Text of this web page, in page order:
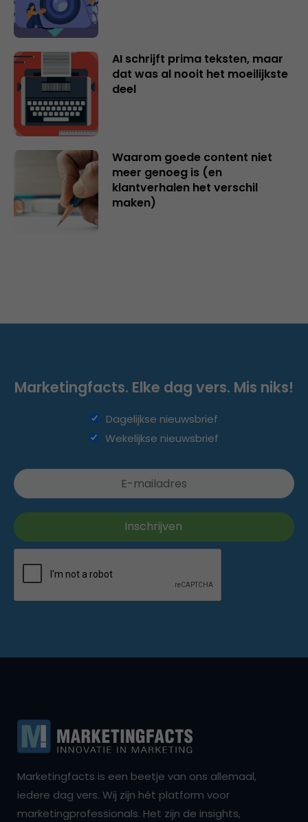
AI schrijft prima teksten, maar
dat was al nooit het moeilijkste
deel
Waarom goede content niet
meer genoeg is (en
klantverhalen het verschil
maken)
Marketingfacts. Elke dag vers. Mis niks!
Dagelijkse nieuwsbrief
Wekelijkse nieuwsbrief
Marketingfacts is een beetje van ons allemaal,
iedere dag vers. Wij zijn hét platform voor
marketingprofessionals. Het zijn de insights,